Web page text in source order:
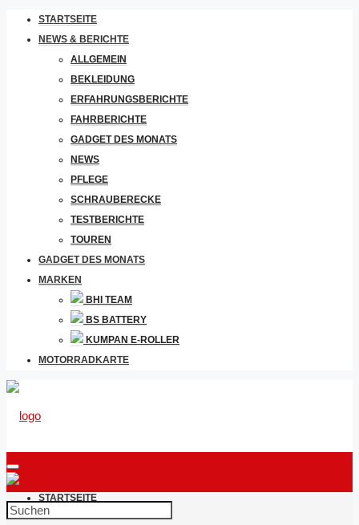
STARTSEITE
NEWS & BERICHTE
ALLGEMEIN
BEKLEIDUNG
ERFAHRUNGSBERICHTE
FAHRBERICHTE
GADGET DES MONATS
NEWS
PFLEGE
SCHRAUBERECKE
TESTBERICHTE
TOUREN
GADGET DES MONATS
MARKEN
BHI TEAM
BS BATTERY
KUMPAN E-ROLLER
MOTORRADKARTE
STARTSEITE